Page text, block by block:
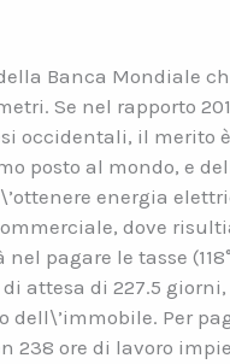
Banca Mondiale
Se nel rapporto
occidentali, il merito
posto al mondo, e
energia
dove
pagare le tasse
attesa di 227.5
Per
238 ore di lavoro